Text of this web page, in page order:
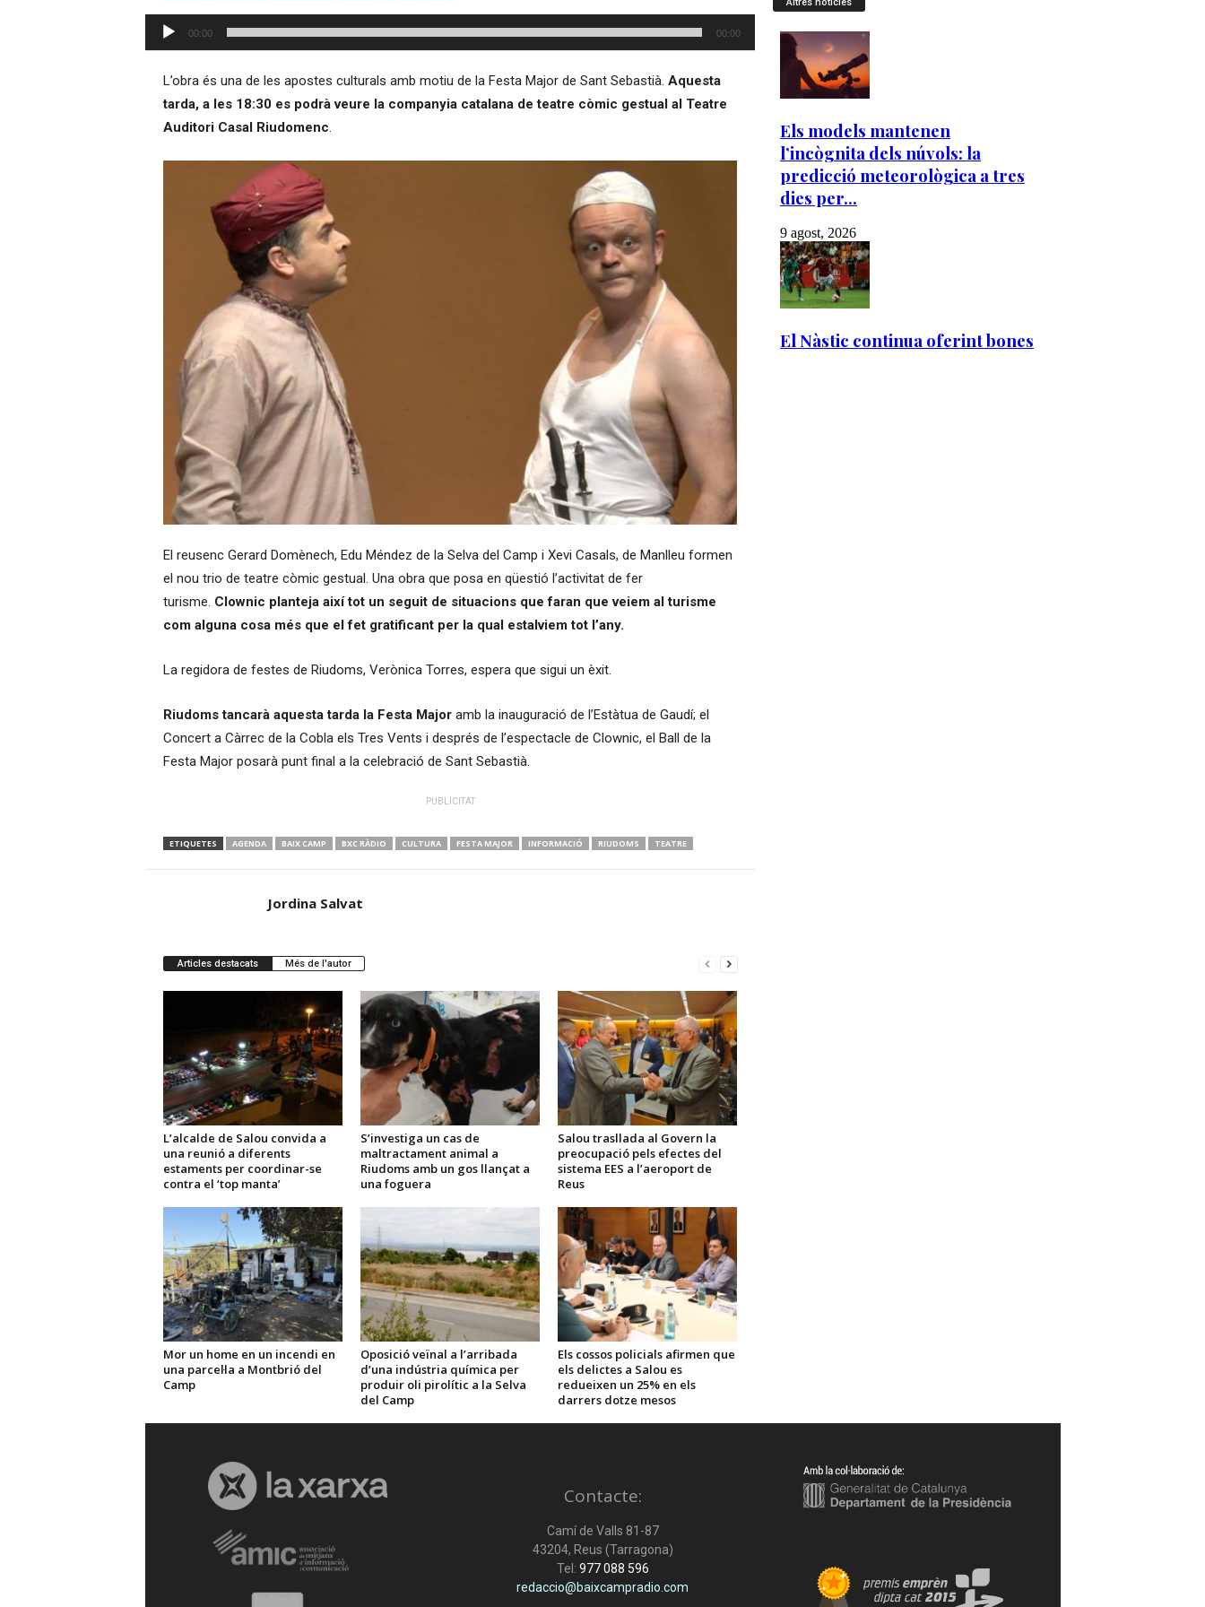
–
à
Reproductor
d'àudio
00:00 00:00
L’obra és una de les apostes culturals amb motiu de la Festa Major de Sant Sebastià. Aquesta
tarda, a les 18:30es podrà veure la companyia catalana de teatre còmic gestual al Teatre
Auditori Casal Riudomenc.
El reusenc Gerard Domènech, Edu Méndez de la Selva del Camp i Xevi Casals, de Manlleu formen
el nou trio de teatre còmic gestual. Una obra que posa en qüestió l’activitat de fer
turisme. Clownic planteja així tot un seguit de situacions que faran que veiem al turisme
com alguna cosa més que el fet gratificant per la qual estalviem tot l’any.
La regidora de festes de Riudoms, Verònica Torres, espera que sigui un èxit.
Riudoms tancarà aquesta tarda la Festa Majoramb la inauguració de l’Estàtua de Gaudí; el
Concert a Càrrec de la Cobla els Tres Vents i després de l’espectacle de Clownic, el Ball de la
Festa Major posarà punt final a la celebració de Sant Sebastià.
PUBLICITAT
ETIQUETES AGENDA BAIX CAMP BXC RÀDIO CULTURA FESTA MAJOR INFORMACIÓ RIUDOMS TEATRE
Jordina Salvat
Articles destacats Més de l'autor
L’alcalde de Salou convida a
una reunió a diferents
estaments per coordinar-se
contra el ‘top manta’
S’investiga un cas de
maltractament animal a
Riudoms amb un gos llançat a
una foguera
Salou trasllada al Govern la
preocupació pels efectes del
sistema EES a l’aeroport de
Reus
Mor un home en un incendi en
una parcel·la a Montbrió del
Camp
Oposició veïnal a l’arribada
d’una indústria química per
produir oli pirolític a la Selva
del Camp
Els cossos policials afirmen que
els delictes a Salou es
redueixen un 25% en els
darrers dotze mesos
Contacte:
Camí de Valls 81-87
43204, Reus (Tarragona)
Tel: 977 088 596
redaccio@baixcampradio.com